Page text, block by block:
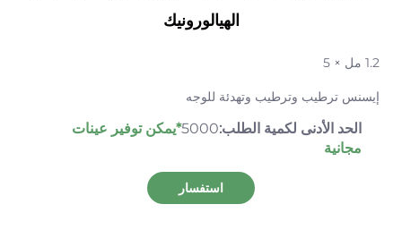
الهيالورونيك
1.2 مل × 5
إيسنس ترطيب وترطيب وتهدئة للوجه
الحد الأدنى لكمية الطلب:5000*يمكن توفير عينات
مجانية
استفسار